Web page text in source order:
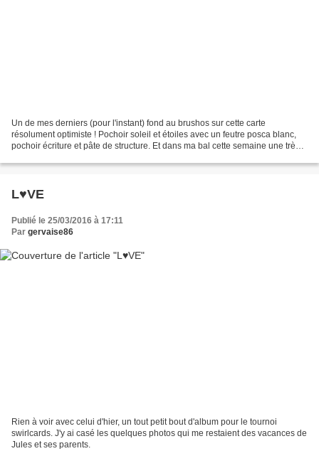
Un de mes derniers (pour l'instant) fond au brushos sur cette carte
résolument optimiste ! Pochoir soleil et étoiles avec un feutre posca blanc,
pochoir écriture et pâte de structure. Et dans ma bal cette semaine une très
L♥VE
Publié le 25/03/2016 à 17:11
Par gervaise86
Rien à voir avec celui d'hier, un tout petit bout d'album pour le tournoi
swirlcards. J'y ai casé les quelques photos qui me restaient des vacances de
Jules et ses parents.